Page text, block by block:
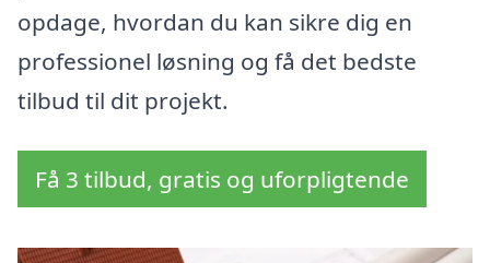
opdage, hvordan du kan sikre dig en
professionel løsning og få det bedste
tilbud til dit projekt.
Få 3 tilbud, gratis og uforpligtende